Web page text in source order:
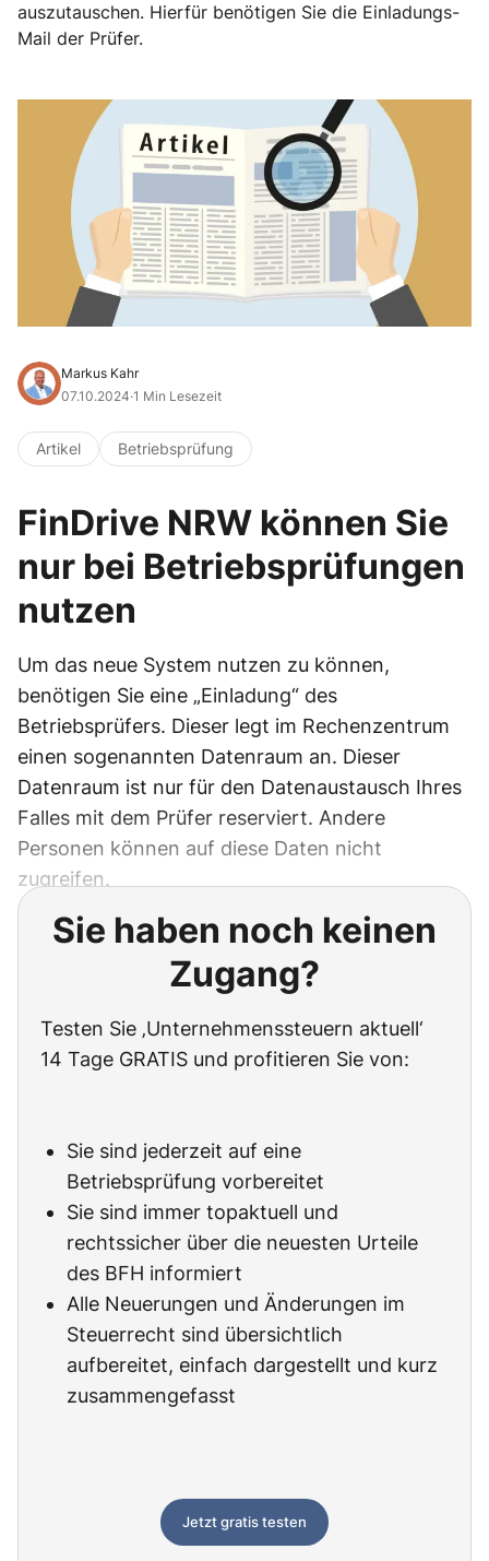
auszutauschen. Hierfür benötigen Sie die Einladungs-
Mail der Prüfer.
Markus Kahr
07.10.2024·1 Min Lesezeit
Artikel Betriebsprüfung
FinDrive NRW können Sie
nur bei Betriebsprüfungen
nutzen
Um das neue System nutzen zu können,
benötigen Sie eine „Einladung“ des
Betriebsprüfers. Dieser legt im Rechenzentrum
einen sogenannten Datenraum an. Dieser
Datenraum ist nur für den Datenaustausch Ihres
Falles mit dem Prüfer reserviert. Andere
Personen können auf diese Daten nicht
zugreifen.
Sie haben noch keinen
Zugang?
Testen Sie ‚Unternehmenssteuern aktuell‘
14 Tage GRATIS und profitieren Sie von:
Sie sind jederzeit auf eine
Betriebsprüfung vorbereitet
Sie sind immer topaktuell und
rechtssicher über die neuesten Urteile
des BFH informiert
Alle Neuerungen und Änderungen im
Steuerrecht sind übersichtlich
aufbereitet, einfach dargestellt und kurz
zusammengefasst
Jetzt gratis testen